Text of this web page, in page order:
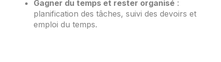
Gagner du temps et rester organisé :
planification des tâches, suivi des devoirs et
emploi du temps.